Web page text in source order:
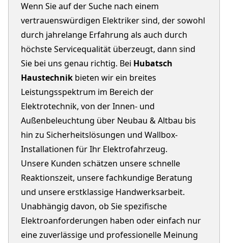
Wenn Sie auf der Suche nach einem
vertrauenswürdigen Elektriker sind, der sowohl
durch jahrelange Erfahrung als auch durch
höchste Servicequalität überzeugt, dann sind
Sie bei uns genau richtig. Bei Hubatsch
Haustechnik bieten wir ein breites
Leistungsspektrum im Bereich der
Elektrotechnik, von der Innen- und
Außenbeleuchtung über Neubau & Altbau bis
hin zu Sicherheitslösungen und Wallbox-
Installationen für Ihr Elektrofahrzeug.
Unsere Kunden schätzen unsere schnelle
Reaktionszeit, unsere fachkundige Beratung
und unsere erstklassige Handwerksarbeit.
Unabhängig davon, ob Sie spezifische
Elektroanforderungen haben oder einfach nur
eine zuverlässige und professionelle Meinung